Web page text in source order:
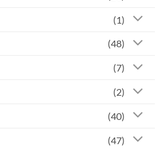
(1)
(48)
(7)
(2)
(40)
(47)